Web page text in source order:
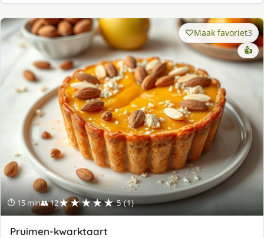
⏱ 15 min👥 12★★★★★ 5 (1)
Maak favoriet3
👍
Pruimen-kwarktaart